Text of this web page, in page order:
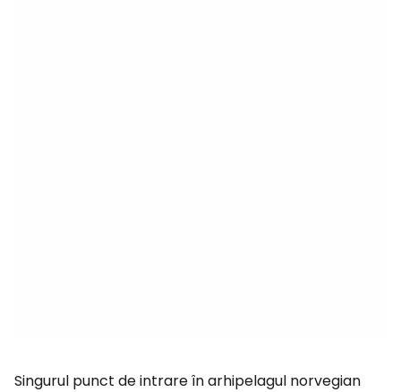
Singurul punct de intrare în arhipelagul norvegian